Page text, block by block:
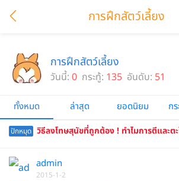
การฝึกสัตว์เลี้ยง
การฝึกสัตว์เลี้ยง
วันนี้: 0 กระทู้: 135 อันดับ: 51
ทั้งหมด ล่าสุด ยอดนิยม ก
ปักหมุด วิธีลงโทษสุนัขที่ถูกต้อง ! ทำไมการตีและต
admin
2015-1-2